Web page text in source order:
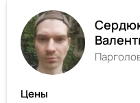
Цены